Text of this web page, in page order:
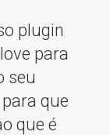
plugin
para
seu
que
que é